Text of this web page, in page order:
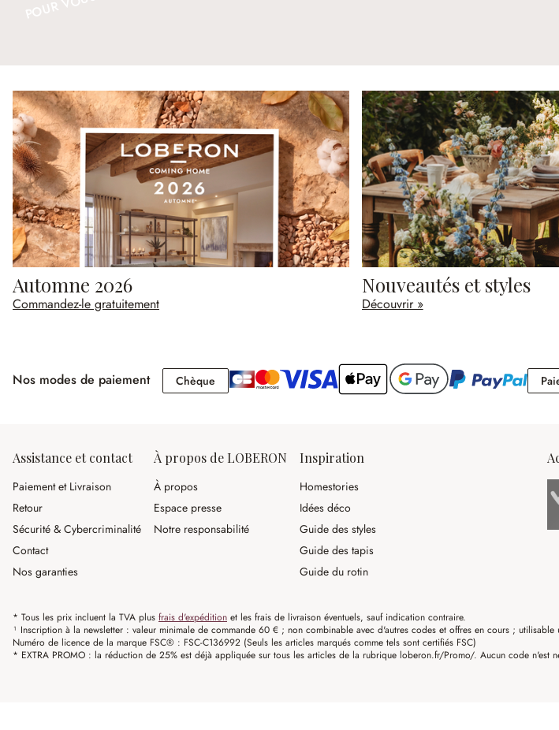
Automne 2026
Commandez-le gratuitement
Nouveautés et styles
Découvrir »
Nos modes de paiement Chèque Chèque
Assistance et contact
Paiement et Livraison
Retour
Sécurité & Cybercriminalité
Contact
Nos garanties
À propos de LOBERON
À propos
Espace presse
Notre responsabilité
Inspiration
Homestories
Idées déco
Guide des styles
Guide des tapis
Guide du rotin
* Tous les prix incluent la TVA plus frais d'expédition et les frais de livraison éventuels, sauf indication contraire.
¹ Inscription à la newsletter : valeur minimale de commande 60 € ; non combinable avec d'autres codes et offres en cours ; utilisable
Numéro de licence de la marque FSC® : FSC-C136992 (Seuls les articles marqués comme tels sont certifiés FSC)
* EXTRA PROMO : la réduction de 25% est déjà appliquée sur tous les articles de la rubrique loberon.fr/Promo/. Aucun code n'est